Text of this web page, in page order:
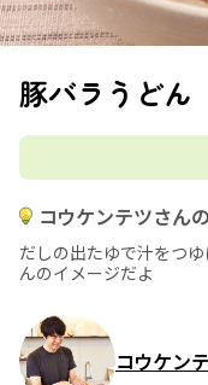
豚バラうどん
コウケンテツさん
だしの出たゆで汁をつ
んのイメージだよ
コウケン